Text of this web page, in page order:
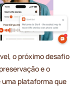
o próximo desafio
e o
plataforma que